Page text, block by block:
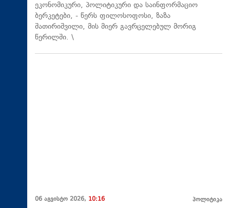
ეკონომიკური, პოლიტიკური და საინფორმაციო
ბერკეტები, - წერს ფილოსოფოსი, ზაზა
შათირიშვილი, მის მიერ გავრცელებულ მორიგ
წერილში. \
06 აგვისტო 2026, 10:16 პოლიტიკა